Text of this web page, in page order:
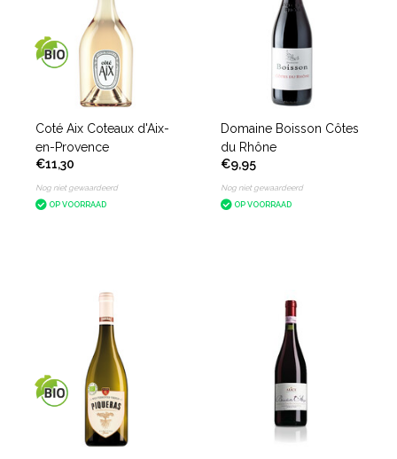
Coté Aix Coteaux d'Aix-
en-Provence
€11,30
Nog niet gewaardeerd
OP VOORRAAD
Domaine Boisson Côtes
du Rhône
€9,95
Nog niet gewaardeerd
OP VOORRAAD